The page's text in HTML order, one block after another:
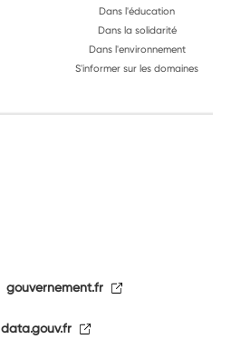
Dans l'éducation
Dans la solidarité
Dans l'environnement
S'informer sur les domaines
gouvernement.fr
data.gouv.fr